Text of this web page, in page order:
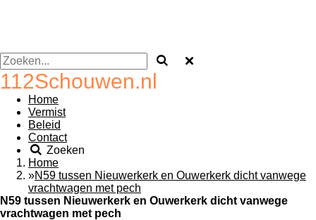
112Schouwen.nl
Home
Vermist
Beleid
Contact
Zoeken
Home
»N59 tussen Nieuwerkerk en Ouwerkerk dicht vanwege
vrachtwagen met pech
N59 tussen Nieuwerkerk en Ouwerkerk dicht vanwege
vrachtwagen met pech